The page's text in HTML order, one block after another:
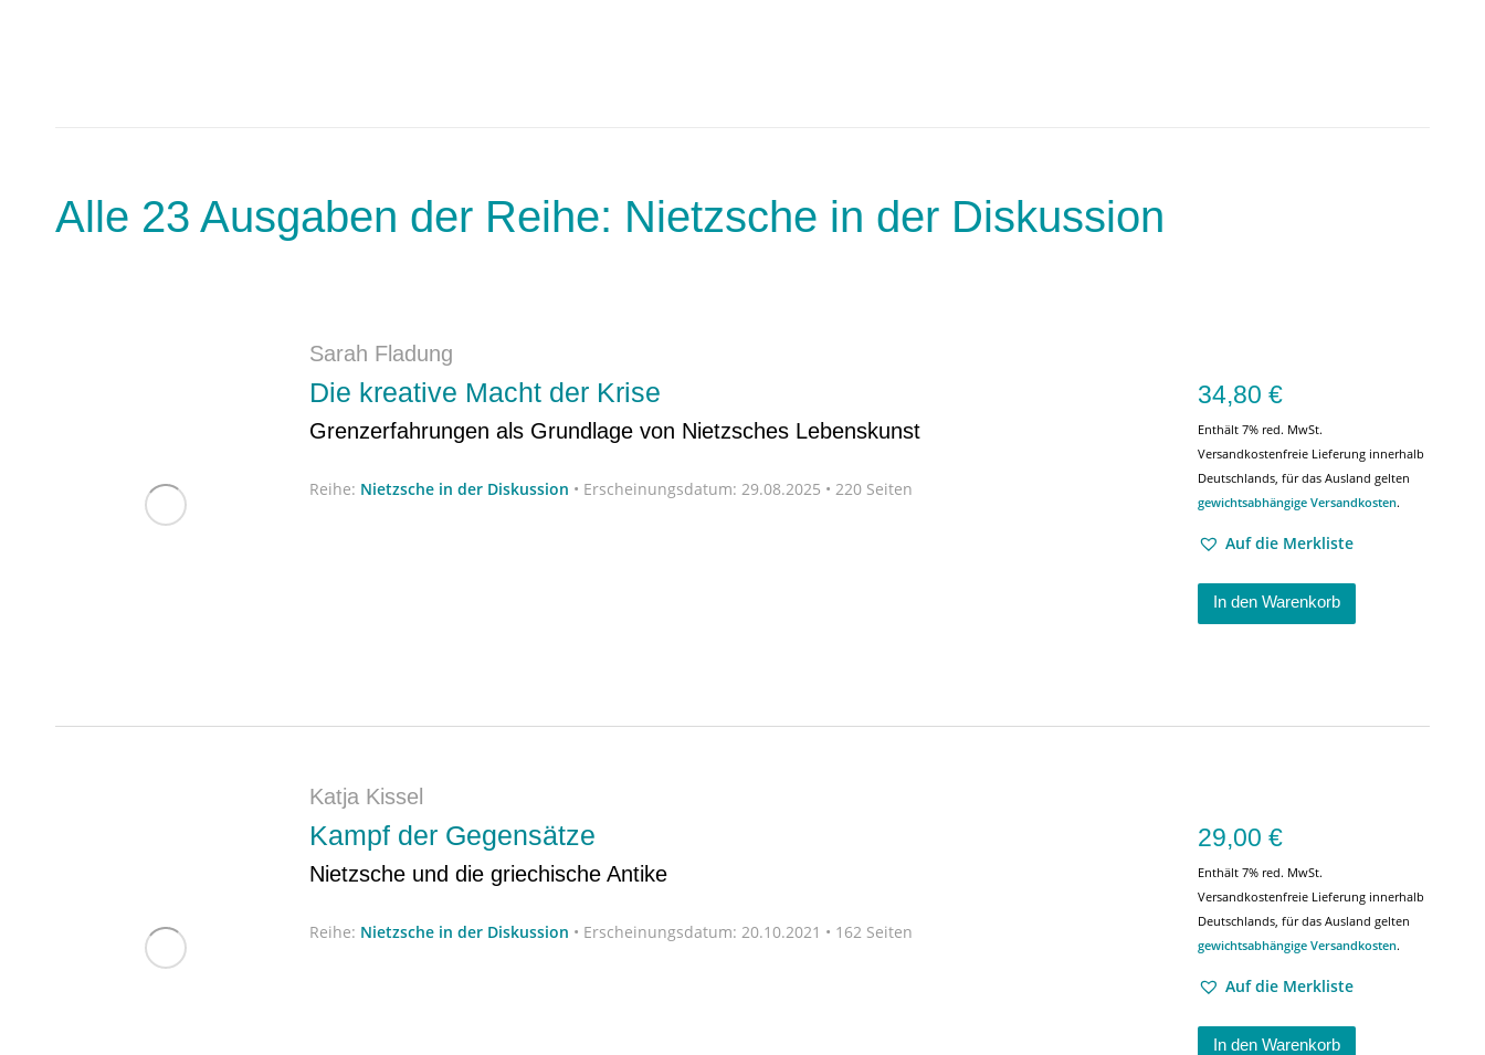
Alle 23 Ausgaben der Reihe: Nietzsche in der Diskussion
Sarah Fladung
Die kreative Macht der Krise
Grenzerfahrungen als Grundlage von Nietzsches Lebenskunst
Reihe: Nietzsche in der Diskussion • Erscheinungsdatum: 29.08.2025 • 220 Seiten
34,80 €
Enthält 7% red. MwSt.
Versandkostenfreie Lieferung innerhalb
Deutschlands, für das Ausland gelten
gewichtsabhängige Versandkosten.
Auf die Merkliste
In den Warenkorb
Katja Kissel
Kampf der Gegensätze
Nietzsche und die griechische Antike
Reihe: Nietzsche in der Diskussion • Erscheinungsdatum: 20.10.2021 • 162 Seiten
29,00 €
Enthält 7% red. MwSt.
Versandkostenfreie Lieferung innerhalb
Deutschlands, für das Ausland gelten
gewichtsabhängige Versandkosten.
Auf die Merkliste
In den Warenkorb